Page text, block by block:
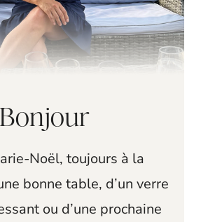
Bonjour
Noël, toujours à la
bonne table, d’un verre
ou d’une prochaine